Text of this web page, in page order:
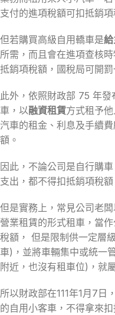
支付的進項稅額可扣抵銷項
但若購買高級自用轎車是給
所需，而且會在進項查核
抵銷項稅額，國稅局可開罰
此外，依照財政部 75 年
車，以融資租賃方式租予
汽車的租金、利息及手續
額。
因此，不論公司是自行購
支出，都不得扣抵銷項稅額
但是實務上，常見公司老
營業租賃的形式租車，當
稅額， 但是限制供一定層
車)，並將車輛集中或統一
附近，也沒有租車位)，就
所以財政部在111年1月7日
的自用小客車，不得拿來